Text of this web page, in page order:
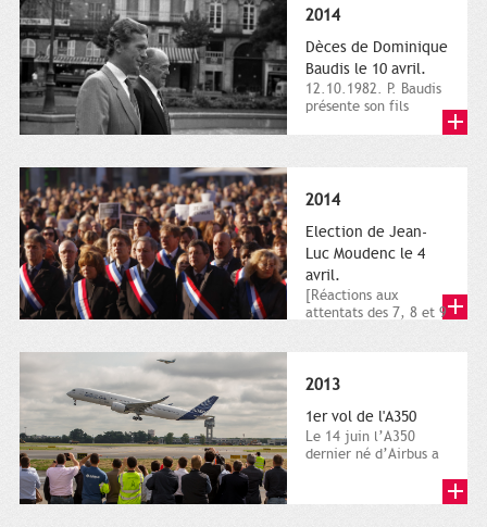
2014
Dèces de Dominique
Baudis le 10 avril.
12.10.1982. P. Baudis
présente son fils
2014
Election de Jean-
Luc Moudenc le 4
avril.
[Réactions aux
attentats des 7, 8 et 9
2013
1er vol de l'A350
Le 14 juin l’A350
dernier né d’Airbus a